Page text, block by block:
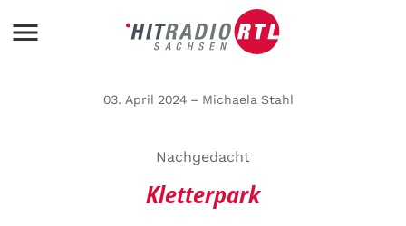
03. April 2024 – Michaela Stahl
Nachgedacht
Kletterpark